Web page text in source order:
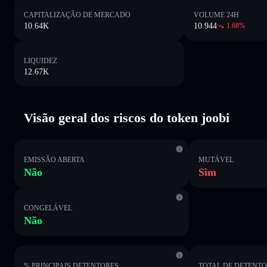
CAPITALIZAÇÃO DE MERCADO
10.64K
VOLUME 24H
10.944 1.68%
LIQUIDEZ
12.67K
Visão geral dos riscos do token joobi
EMISSÃO ABERTA
Não
MUTÁVEL
Sim
CONGELÁVEL
Não